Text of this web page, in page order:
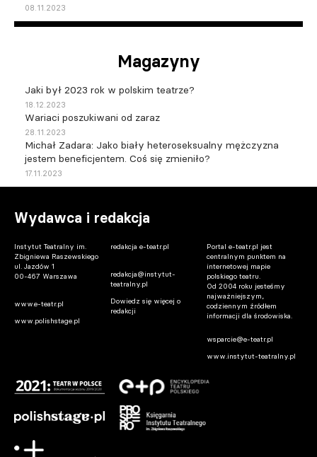
08.11.2023
Magazyny
Jaki był 2023 rok w polskim teatrze?
18.12.2023
Wariaci poszukiwani od zaraz
28.11.2023
Michał Zadara: Jako biały heteroseksualny mężczyzna
jestem beneficjentem. Coś się zmieniło?
17.11.2023
Wydawca i redakcja
Instytut Teatralny im.
Zbigniewa Raszewskiego
ul. Jazdów 1
00-467 Warszawa
www.e-teatr.pl
www.polishstage.pl
redakcja e-teatr.pl
redakcja@instytut-
teatralny.pl
Dowiedz się więcej o
redakcji
Portal e-teatr.pl jest
centralnym punktem na
internetowej mapie
polskiego teatru.
Od 2004 roku jesteśmy
najważniejszym,
codziennym źródłem
informacji dla środowiska.
wsparcie@e-teatr.pl
www.instytut-teatralny.pl